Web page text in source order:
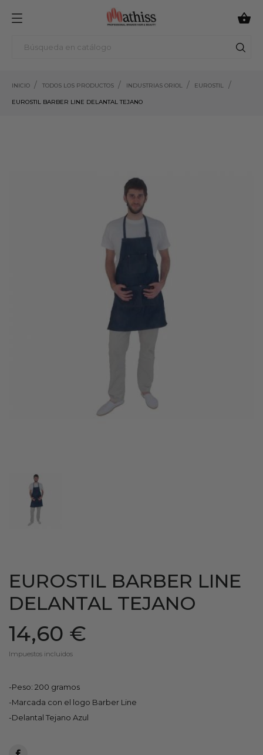

INICIO TODOS LOS PRODUCTOS INDUSTRIAS ORIOL EUROSTIL
EUROSTIL BARBER LINE DELANTAL TEJANO
EUROSTIL BARBER LINE
DELANTAL TEJANO
14,60 €
Impuestos incluidos
-Peso: 200 gramos
-Marcada con el logo Barber Line
-Delantal Tejano Azul